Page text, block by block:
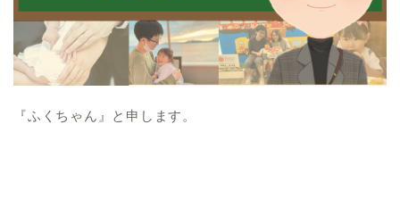
『ふくちゃん』と申します。